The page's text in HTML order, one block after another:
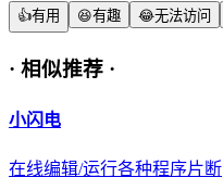
👍有用 😆有趣 😂无法访问
· 相似推荐 ·
小闪电
在线编辑/运行各种程序片断